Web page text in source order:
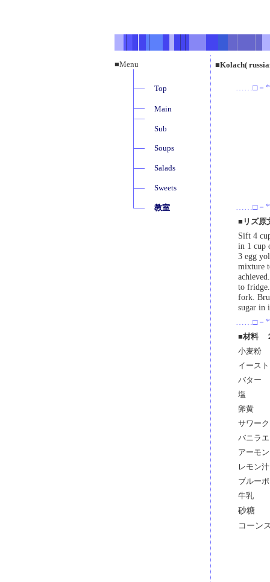
■Menu
Top
Main
Sub
Soups
Salads
Sweets
教室
■Kolach(
……□－
……□－
■リズ原
Sift 4
in 1 cup
3 egg
mixture
to
fork.
sugar in
……□－
■材料
小麦粉
イースト
バター
塩
卵黄
サワー
バニラ
アーモ
レモン汁
ブルー
牛乳
砂糖
コーン